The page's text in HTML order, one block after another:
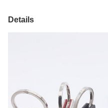
Details